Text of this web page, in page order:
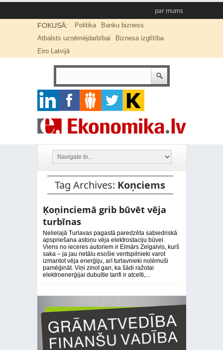
par mums
FOKUSĀ: Politika
Banku bizness
Atbalsts uzņēmējdarbībai
Biznesa izglītība
Eiro Latvijā
Tag Archives: Koņciems
Ķoņinciemā grib būvēt vēja
turbīnas
Nelielajā Turlavas pagastā paredzēta sabiedriskā
apspriešana astoņu vēja elektrostaciju būvei.
Viens no ieceres autoriem ir Elmārs Zelgalvis, kurš
saka – ja jau netālu esošie ventspilnieki varot
izmantot vēja enerģiju, arī turlavnieki nolēmuši
pamēģināt. Viņi zinot gan, ka šādi ražotai
elektroenerģijai dubultie tarifi ir atcelti,...